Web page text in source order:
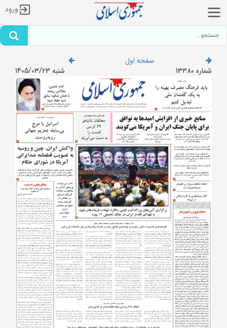
ورود
صفحه اول
شماره 13380
شنبه 1405/03/23